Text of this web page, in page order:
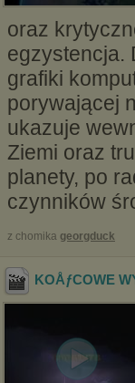
oraz
egzystencja.
grafiki
porywającej
ukazuje
Ziemi oraz
planety, po
czynników
z chomika georgduck
KOÅƒCOWE